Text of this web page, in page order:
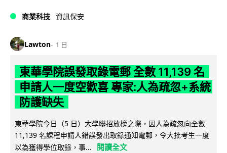
商業科技 資訊保安
Lawton 1 日
東華學院誤發取錄電郵 全數 11,139 名
申請人一度空歡喜 專家:人為疏忽+系統
防護缺失
東華學院今日（5 日）大學聯招放榜之際，因人為疏忽向全數
11,139 名課程申請人錯誤發出取錄通知電郵，令大批考生一度
以為獲得學位取錄，事...
閱讀全文